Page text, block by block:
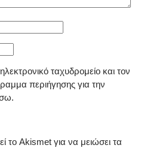
ταχυδρομείο και τον
περιήγησης για την
το Akismet για να μειώσει τα